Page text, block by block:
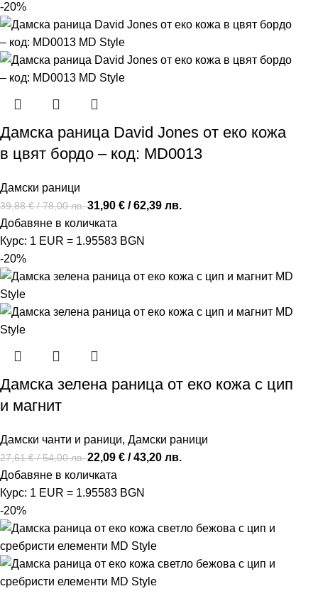
-20%
Дамска раница David Jones от еко кожа
в цвят бордо – код: MD0013
Дамски раници
39,88€/ 78,00 лв.31,90€ / 62,39 лв.
Добавяне в количката
Курс: 1 EUR = 1.95583 BGN
-20%
Дамска зелена раница от еко кожа с цип
и магнит
Дамски чанти и раници,Дамски раници
27,61€/ 54,00 лв.22,09€ / 43,20 лв.
Добавяне в количката
Курс: 1 EUR = 1.95583 BGN
-20%